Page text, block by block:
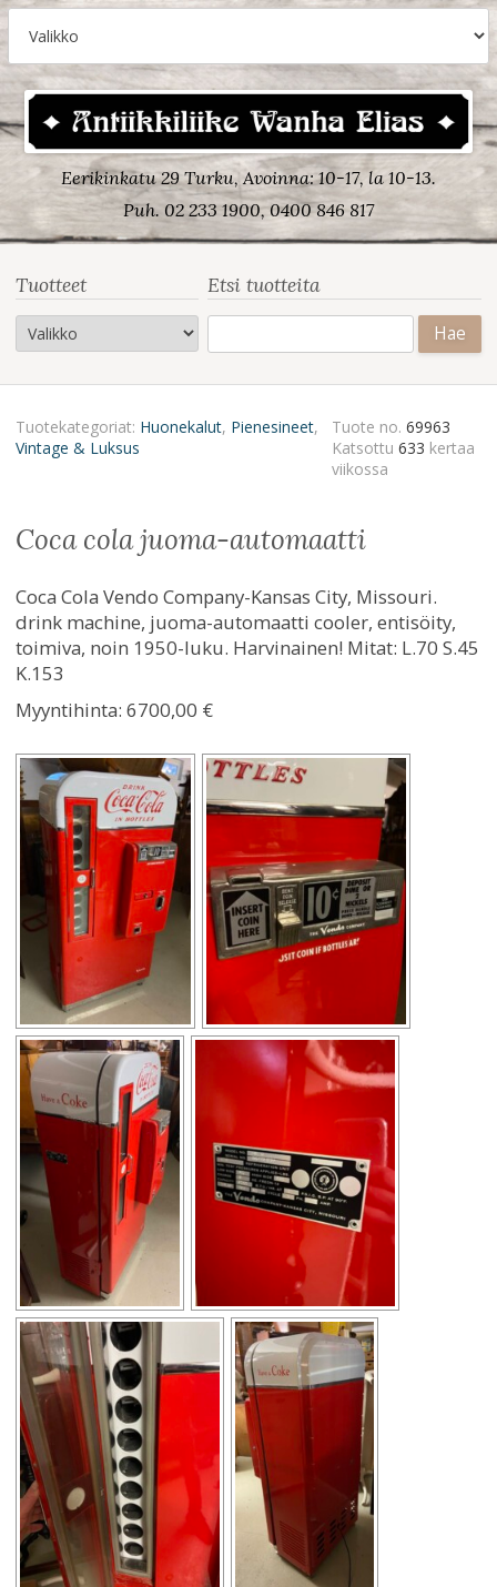
Eerikinkatu 29 Turku, Avoinna: 10-17, la 10-13.
Puh. 02 233 1900, 0400 846 817
Tuotteet Etsi tuotteita
Tuotekategoriat: Huonekalut, Pienesineet,
Vintage & Luksus
Tuote no.69963
Katsottu 633 kertaa
viikossa
coca cola juoma-automaatti
Coca Cola Vendo Company-Kansas City, Missouri.
drink machine, juoma-automaatti cooler, entisöity,
toimiva, noin 1950-luku. Harvinainen! Mitat: L.70 S.45
K.153
Myyntihinta: 6700,00 €